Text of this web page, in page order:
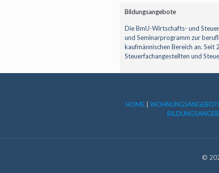
Bildungsangebote
Die BmU-Wirtschafts- und
und Seminarprogramm zur
kaufmännischen Bereich an.
Steuerfachangestellten und
HOME|
©